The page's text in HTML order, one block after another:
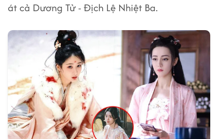
át cả Dương Tử - Địch Lệ Nhiệt Ba.